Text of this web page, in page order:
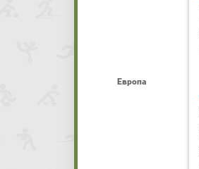
Европа